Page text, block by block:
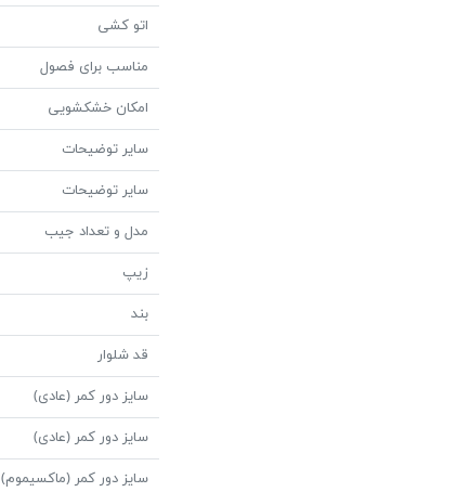
اتو کشی
مناسب برای فصول
امکان خشکشویی
سایر توضیحات
سایر توضیحات
مدل و تعداد جیب
زیپ
بند
قد شلوار
سایز دور کمر (عادی)
سایز دور کمر (عادی)
سایز دور کمر (ماکسیموم)